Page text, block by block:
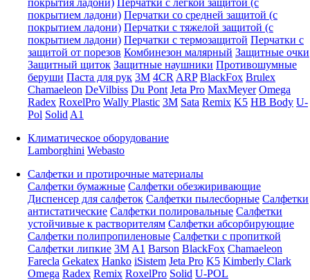
покрытия ладони) Перчатки с легкой защитой (с
покрытием ладони) Перчатки со средней защитой (с
покрытием ладони) Перчатки с тяжелой защитой (с
покрытием ладони) Перчатки с термозащитой Перчатки с
защитой от порезов Комбинезон малярный Защитные очки
Защитный щиток Защитные наушники Противошумные
беруши Паста для рук 3M 4CR ARP BlackFox Brulex
Chamaeleon DeVilbiss Du Pont Jeta Pro MaxMeyer Omega
Radex RoxelPro Wally Plastic 3M Sata Remix K5 HB Body U-
Pol Solid A1
Климатическое оборудование
Lamborghini Webasto
Салфетки и протирочные материалы
Салфетки бумажные Салфетки обезжиривающие
Диспенсер для салфеток Салфетки пылесборные Салфетки
антистатические Салфетки полировальные Салфетки
устойчивые к растворителям Салфетки абсорбирующие
Салфетки полипропиленовые Салфетки с пропиткой
Салфетки липкие 3M A1 Barson BlackFox Chamaeleon
Farecla Gekatex Hanko iSistem Jeta Pro K5 Kimberly Clark
Omega Radex Remix RoxelPro Solid U-POL